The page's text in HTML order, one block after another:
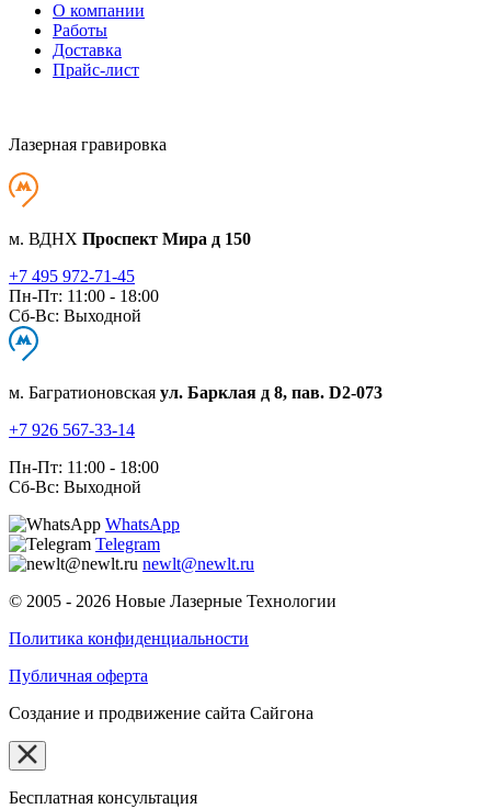
О компании
Работы
Доставка
Прайс-лист
Лазерная гравировка
м. ВДНХ Проспект Мира д 150
+7 495 972-71-45
Пн-Пт: 11:00 - 18:00
Сб-Вс: Выходной
м. Багратионовская ул. Барклая д 8, пав. D2-073
+7 926 567-33-14
Пн-Пт: 11:00 - 18:00
Сб-Вс: Выходной
WhatsApp
Telegram
newlt@newlt.ru
© 2005 - 2026 Новые Лазерные Технологии
Политика конфиденциальности
Публичная оферта
Создание и продвижение сайта Сайгона
Бесплатная консультация